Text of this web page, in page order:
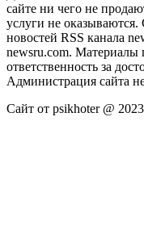
сайте ни чего не
услуги не оказываются.
новостей RSS канала
newsru.com. Материалы
ответственность за
Администрация сайта
Сайт от psikhoter @ 2023